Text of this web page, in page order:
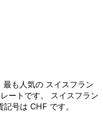
も人気の スイスフラン
ートです。 スイスフラン
号は CHF です。